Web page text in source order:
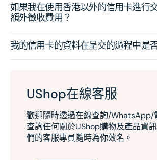
如果我在使用香港以外的信用卡進行
額外徵收費用？
我的信用卡的資料在呈交的過程中是
UShop在線客服
歡迎隨時透過在線查詢/WhatsApp/
查詢任何關於UShop購物及產品資
們的客服專員隨時為你效名。